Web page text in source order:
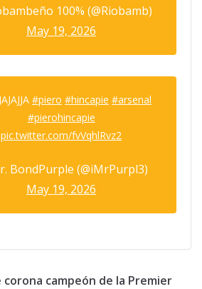
100% (@Riobamb)
May 19, 2026
#piero #hincapie #arsenal
#pierohincapie
pic.twitter.com/fvVqhlRvz2
BondPurple (@iMrPurpl3)
May 19, 2026
corona campeón de la Premier